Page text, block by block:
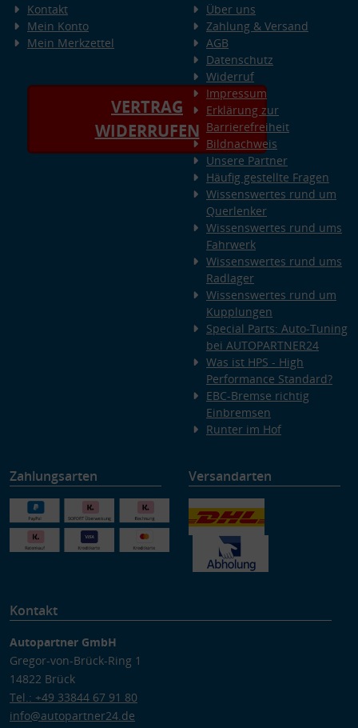
Kontakt
Mein Konto
Mein Merkzettel
VERTRAG
WIDERRUFEN
Über uns
Zahlung & Versand
AGB
Datenschutz
Widerruf
Impressum
Erklärung zur
Barrierefreiheit
Bildnachweis
Unsere Partner
Häufig gestellte Fragen
Wissenswertes rund um
Querlenker
Wissenswertes rund ums
Fahrwerk
Wissenswertes rund ums
Radlager
Wissenswertes rund um
Kupplungen
Special Parts: Auto-Tuning
bei AUTOPARTNER24
Was ist HPS - High
Performance Standard?
EBC-Bremse richtig
Einbremsen
Runter im Hof
Zahlungsarten Versandarten
Kontakt
Autopartner GmbH
Gregor-von-Brück-Ring 1
14822 Brück
Tel.: +49 33844 67 91 80
info@autopartner24.de